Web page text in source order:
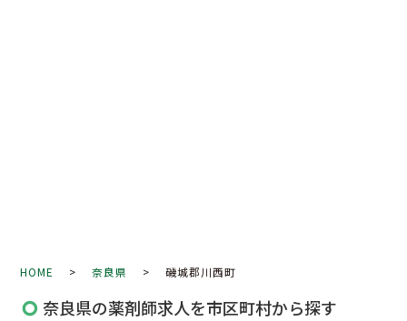
HOME >奈良県 > 磯城郡川西町
奈良県の薬剤師求人を市区町村から探す